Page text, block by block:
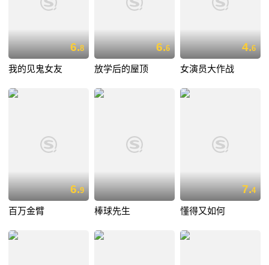
6.8
我的见鬼女友
6.6
放学后的屋顶
4.6
女演员大作战
6.9
百万金臂 棒球先生
7.4
懂得又如何